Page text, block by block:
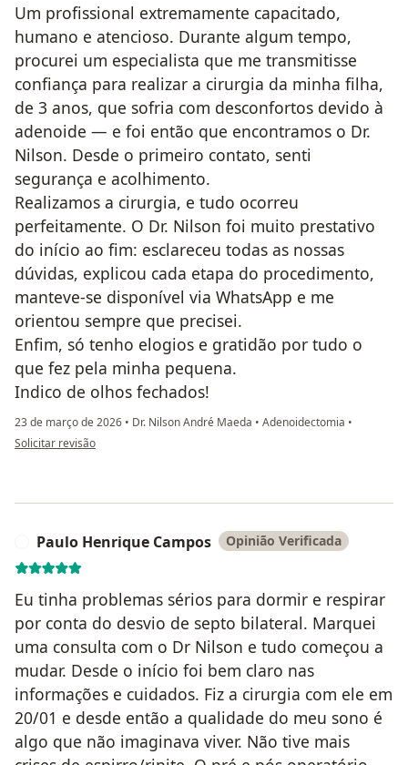
Um profissional extremamente capacitado,
humano e atencioso. Durante algum tempo,
procurei um especialista que me transmitisse
confiança para realizar a cirurgia da minha filha,
de 3 anos, que sofria com desconfortos devido à
adenoide — e foi então que encontramos o Dr.
Nilson. Desde o primeiro contato, senti
segurança e acolhimento.
Realizamos a cirurgia, e tudo ocorreu
perfeitamente. O Dr. Nilson foi muito prestativo
do início ao fim: esclareceu todas as nossas
dúvidas, explicou cada etapa do procedimento,
manteve-se disponível via WhatsApp e me
orientou sempre que precisei.
Enfim, só tenho elogios e gratidão por tudo o
que fez pela minha pequena.
Indico de olhos fechados!
23 de março de 2026 • Dr. Nilson André Maeda • Adenoidectomia •
na opinião do utilizador Camila Lima
Solicitar revisão
Paulo Henrique Campos Opinião Verificada
Eu tinha problemas sérios para dormir e respirar
por conta do desvio de septo bilateral. Marquei
uma consulta com o Dr Nilson e tudo começou a
mudar. Desde o início foi bem claro nas
informações e cuidados. Fiz a cirurgia com ele em
20/01 e desde então a qualidade do meu sono é
algo que não imaginava viver. Não tive mais